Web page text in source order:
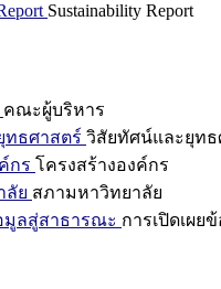
Sustainability Report
คณะผู้บริหาร
ทธศาสตร์ วิสัยทัศน์และยุทธ
กร โครงสร้างองค์กร
ลัย สภามหาวิทยาลัย
มูลสู่สาธารณะ การเปิดเผย